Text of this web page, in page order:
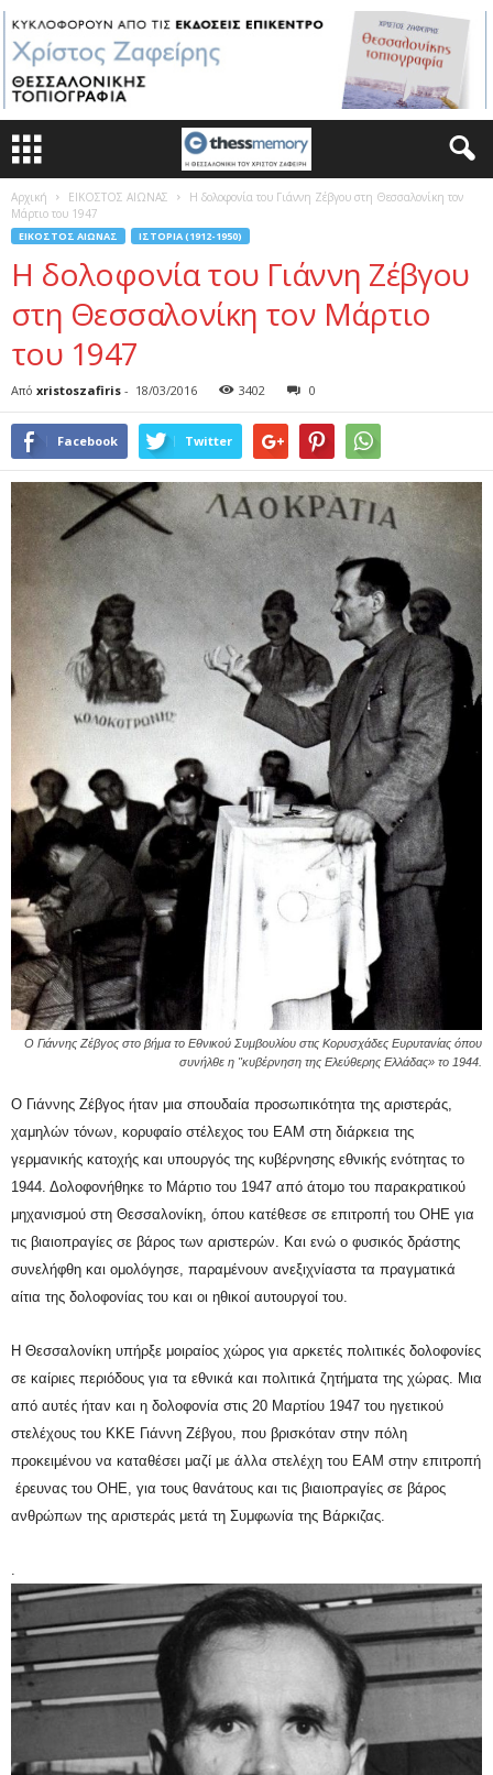
Αρχική ΕΙΚΟΣΤΟΣ ΑΙΩΝΑΣ
Η δολοφονία του Γιάννη Ζέβγου στη Θεσσαλονίκη τον
Μάρτιο του 1947
ΕΙΚΟΣΤΟΣ ΑΙΩΝΑΣ ΙΣΤΟΡΊΑ (1912-1950)
Η δολοφονία του Γιάννη Ζέβγου
στη Θεσσαλονίκη τον Μάρτιο
του 1947
Από xristoszafiris - 18/03/2016 3402 0
Facebook Twitter
Ο Γιάννης Ζέβγος στο βήμα το Εθνικού Συμβουλίου στις Κορυσχάδες Ευρυτανίας όπου
συνήλθε η "κυβέρνηση της Ελεύθερης Ελλάδας» το 1944.
Ο Γιάννης Ζέβγος ήταν μια σπουδαία προσωπικότητα της αριστεράς,
χαμηλών τόνων, κορυφαίο στέλεχος του ΕΑΜ στη διάρκεια της
γερμανικής κατοχής και υπουργός της κυβέρνησης εθνικής ενότητας το
1944. Δολοφονήθηκε το Μάρτιο του 1947 από άτομο του παρακρατικού
μηχανισμού στη Θεσσαλονίκη, όπου κατέθεσε σε επιτροπή του ΟΗΕ για
τις βιαιοπραγίες σε βάρος των αριστερών. Και ενώ ο φυσικός δράστης
συνελήφθη και ομολόγησε, παραμένουν ανεξιχνίαστα τα πραγματικά
αίτια της δολοφονίας του και οι ηθικοί αυτουργοί του.
Η Θεσσαλονίκη υπήρξε μοιραίος χώρος για αρκετές πολιτικές δολοφονίες
σε καίριες περιόδους για τα εθνικά και πολιτικά ζητήματα της χώρας. Μια
από αυτές ήταν και η δολοφονία στις 20 Μαρτίου 1947 του ηγετικού
στελέχους του ΚΚΕ Γιάννη Ζέβγου, που βρισκόταν στην πόλη
προκειμένου να καταθέσει μαζί με άλλα στελέχη του ΕΑΜ στην επιτροπή
έρευνας του ΟΗΕ, για τους θανάτους και τις βιαιοπραγίες σε βάρος
ανθρώπων της αριστεράς μετά τη Συμφωνία της Βάρκιζας.
.